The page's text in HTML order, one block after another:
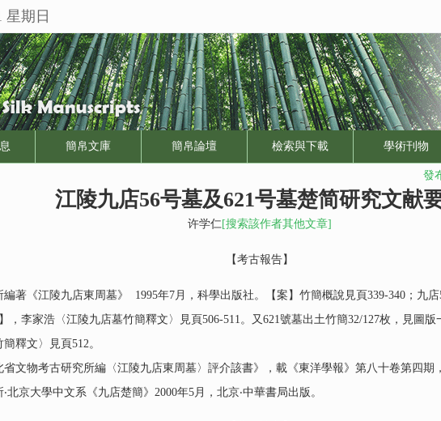
星期日
簡帛文庫 簡帛論壇 檢索與下載 學術刊物
發
江陵九店56号墓及621号墓楚简研究文献
许学仁[搜索該作者其他文章]
【考古報告】
《江陵九店東周墓》 1995年7月，科學出版社。【案】竹簡概說見頁339-340；九店
，李家浩〈江陵九店墓竹簡釋文〉見頁506-511。又621號墓出土竹簡32/127枚，見圖
釋文〉見頁512。
物考古研究所編〈江陵九店東周墓〉評介該書》，載《東洋學報》第八十卷第四期，
京大學中文系《九店楚簡》2000年5月，北京‧中華書局出版。